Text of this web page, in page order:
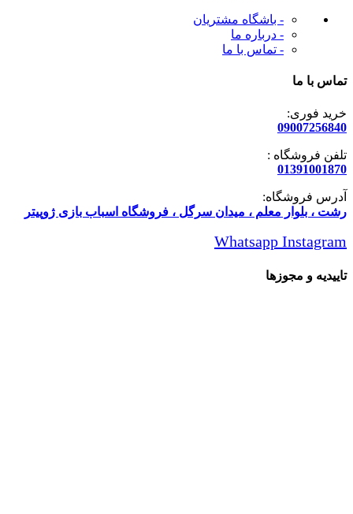
- باشگاه مشتریان
- درباره ما
- تماس با ما
تماس با ما
خرید فوری:
09007256840
تلفن فروشگاه :
01391001870
آدرس فروشگاه:
رشت ، بلوار معلم ، میدان سرگل ، فروشگاه اسباب بازی ژوپیتر
Whatsapp Instagram
تاییدیه و مجوزها